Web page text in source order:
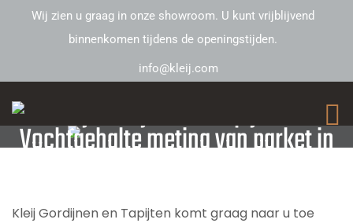
Wij zien u graag in onze showroom. U kunt vrijblijvend
binnenkomen tijdens de openingstijden.
info@kleij.com
Kleij Gordijnen en Tapijten –
Vochtgehalte meting van parket in
Kleij Gordijnen en Tapijten komt graag naar u toe